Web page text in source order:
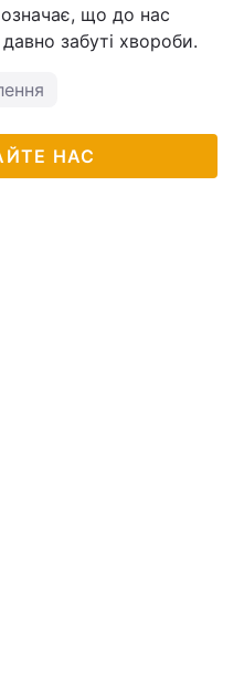
що до нас
забуті хвороби.
НАС